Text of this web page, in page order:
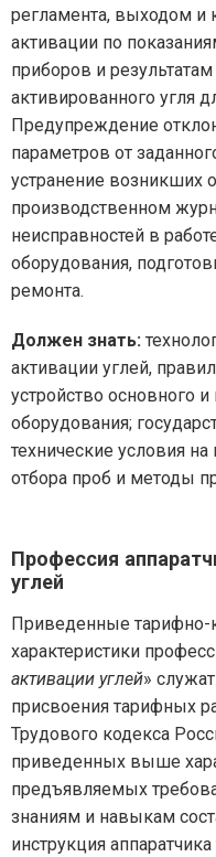
регламента, выходом и
активации по
приборов и
активированного угля
Предупреждение
параметров от
устранение возникших
производственном
неисправностей в
оборудования,
ремонта.
Должен знать:
активации углей,
устройство основного
оборудования;
технические условия
отбора проб и методы
Профессия
углей
Приведенные
характеристики
активации углей»
присвоения тарифных
Трудового кодекса
приведенных выше
предъявляемых
знаниям и навыкам
инструкция